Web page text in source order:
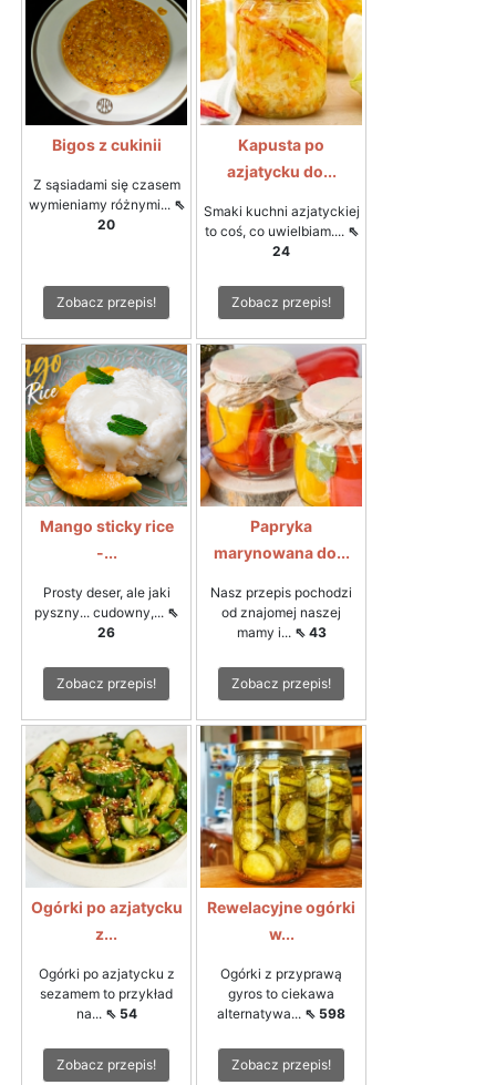
Bigos z cukinii
Z sąsiadami się czasem
wymieniamy różnymi... ⇖
20
Zobacz przepis!
Kapusta po
azjatycku do...
Smaki kuchni azjatyckiej
to coś, co uwielbiam.... ⇖
24
Zobacz przepis!
Mango sticky rice
-...
Prosty deser, ale jaki
pyszny... cudowny,... ⇖
26
Zobacz przepis!
Papryka
marynowana do...
Nasz przepis pochodzi
od znajomej naszej
mamy i... ⇖ 43
Zobacz przepis!
Ogórki po azjatycku
z...
Ogórki po azjatycku z
sezamem to przykład
na... ⇖ 54
Zobacz przepis!
Rewelacyjne ogórki
w...
Ogórki z przyprawą
gyros to ciekawa
alternatywa... ⇖ 598
Zobacz przepis!